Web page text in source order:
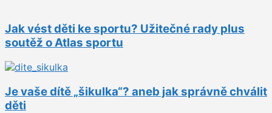
Jak vést děti ke sportu? Užitečné rady plus
soutěž o Atlas sportu
Je vaše dítě „šikulka“? aneb jak správně chválit
děti